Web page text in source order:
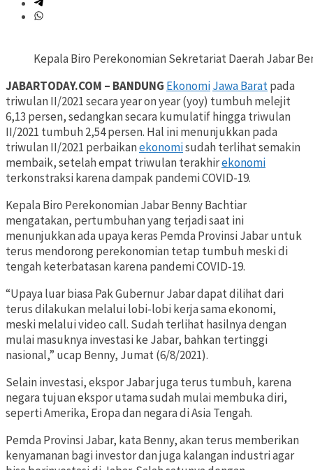
Kepala Biro Perekonomian Sekretariat Daerah Jabar
JABARTODAY.COM – BANDUNG EkonomiJawa Baratpada
triwulan II/2021 secara year on year (yoy) tumbuh melejit
6,13 persen, sedangkan secara kumulatif hingga triwulan
II/2021 tumbuh 2,54 persen. Hal ini menunjukkan pada
triwulan II/2021 perbaikanekonomisudah terlihat semakin
membaik, setelah empat triwulan terakhirekonomi
terkonstraksi karena dampak pandemi COVID-19.
Kepala Biro Perekonomian Jabar Benny Bachtiar
mengatakan, pertumbuhan yang terjadi saat ini
menunjukkan ada upaya keras Pemda Provinsi Jabar untuk
terus mendorong perekonomian tetap tumbuh meski di
tengah keterbatasan karena pandemi COVID-19.
“Upaya luar biasa Pak Gubernur Jabar dapat dilihat dari
terus dilakukan melalui lobi-lobi kerja sama ekonomi,
meski melalui video call. Sudah terlihat hasilnya dengan
mulai masuknya investasi ke Jabar, bahkan tertinggi
nasional,” ucap Benny, Jumat (6/8/2021).
Selain investasi, ekspor Jabar juga terus tumbuh, karena
negara tujuan ekspor utama sudah mulai membuka diri,
seperti Amerika, Eropa dan negara di Asia Tengah.
Pemda Provinsi Jabar, kata Benny, akan terus memberikan
kenyamanan bagi investor dan juga kalangan industri agar